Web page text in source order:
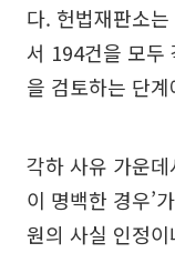
다. 헌법재판소
서 194건을 모두
을 검토하는 단
각하 사유 가운
이 명백한 경우’
원의 사실 인정